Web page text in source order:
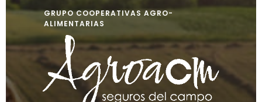
GRUPO COOPERATIVAS AGRO-
ALIMENTARIAS